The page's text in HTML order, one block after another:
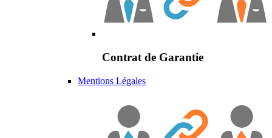
Contrat de Garantie
Mentions Légales